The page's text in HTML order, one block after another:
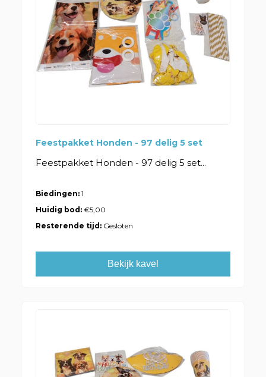
Feestpakket Honden - 97 delig 5 set
Feestpakket Honden - 97 delig 5 set...
Biedingen: 1
Huidig bod:€5,00
Resterende tijd: Gesloten
Bekijk kavel